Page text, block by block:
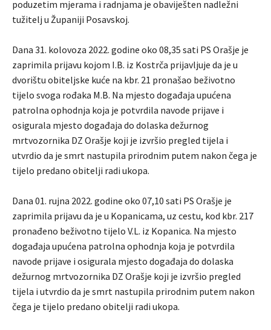
poduzetim mjerama i radnjama je obaviješten nadležni
tužitelj u Županiji Posavskoj.
Dana 31. kolovoza 2022. godine oko 08,35 sati PS Orašje je
zaprimila prijavu kojom I.B. iz Kostrča prijavljuje da je u
dvorištu obiteljske kuće na kbr. 21 pronašao beživotno
tijelo svoga rođaka M.B. Na mjesto događaja upućena
patrolna ophodnja koja je potvrdila navode prijave i
osigurala mjesto događaja do dolaska dežurnog
mrtvozornika DZ Orašje koji je izvršio pregled tijela i
utvrdio da je smrt nastupila prirodnim putem nakon čega je
tijelo predano obitelji radi ukopa.
Dana 01. rujna 2022. godine oko 07,10 sati PS Orašje je
zaprimila prijavu da je u Kopanicama, uz cestu, kod kbr. 217
pronađeno beživotno tijelo V.L. iz Kopanica. Na mjesto
događaja upućena patrolna ophodnja koja je potvrdila
navode prijave i osigurala mjesto događaja do dolaska
dežurnog mrtvozornika DZ Orašje koji je izvršio pregled
tijela i utvrdio da je smrt nastupila prirodnim putem nakon
čega je tijelo predano obitelji radi ukopa.